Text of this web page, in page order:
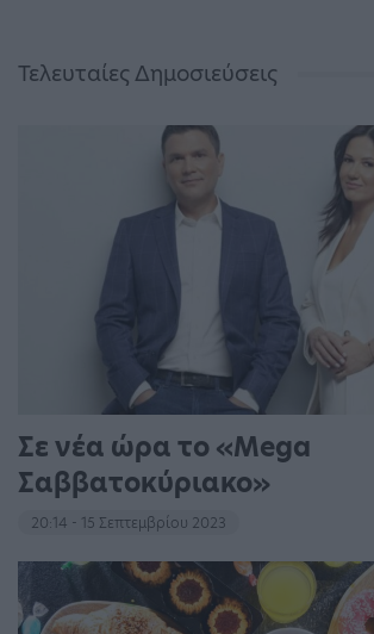
Τελευταίες Δημοσιεύσεις
Σε νέα ώρα το «Mega
Σαββατοκύριακο»
20:14 - 15 Σεπτεμβρίου 2023